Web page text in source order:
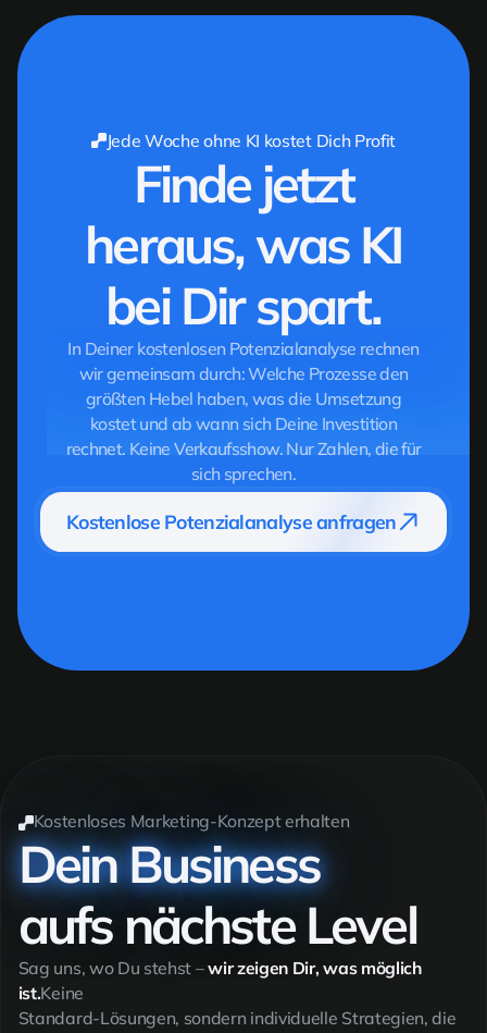
Jede Woche ohne KI kostet Dich Profit
Finde jetzt
heraus, was KI
bei Dir spart.
In Deiner kostenlosen Potenzialanalyse rechnen
wir gemeinsam durch: Welche Prozesse den
größten Hebel haben, was die Umsetzung
kostet und ab wann sich Deine Investition
rechnet. Keine Verkaufsshow. Nur Zahlen, die für
sich sprechen.
Kostenlose Potenzialanalyse anfragen
Kostenloses Marketing-Konzept erhalten
Dein Business
aufs nächste Level
Sag uns, wo Du stehst –wir zeigen Dir, was möglich
ist.Keine
Standard-Lösungen, sondern individuelle Strategien, die